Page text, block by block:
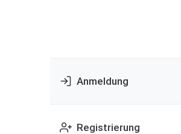
Anmeldung
Registrierung